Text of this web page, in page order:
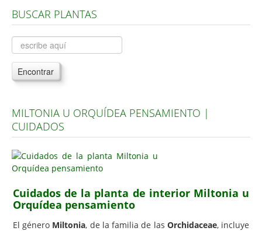
Árboles, Cicas y Palmeras de la G a la Z
Plantas Anuales y Perennes
Plantas Bulbosas y Acuáticas
Plantas de Interior
Plantas Aromáticas y de Huerto
Plantas Carnívoras y Orquídeas
Consejos
Hemisferio Sur
Enfermedades
BUSCAR PLANTAS
Encontrar
MILTONIA U ORQUÍDEA PENSAMIENTO |
CUIDADOS
Cuidados de la planta de interior Miltonia u
Orquídea pensamiento
El género Miltonia, de la familia de las Orchidaceae, incluye